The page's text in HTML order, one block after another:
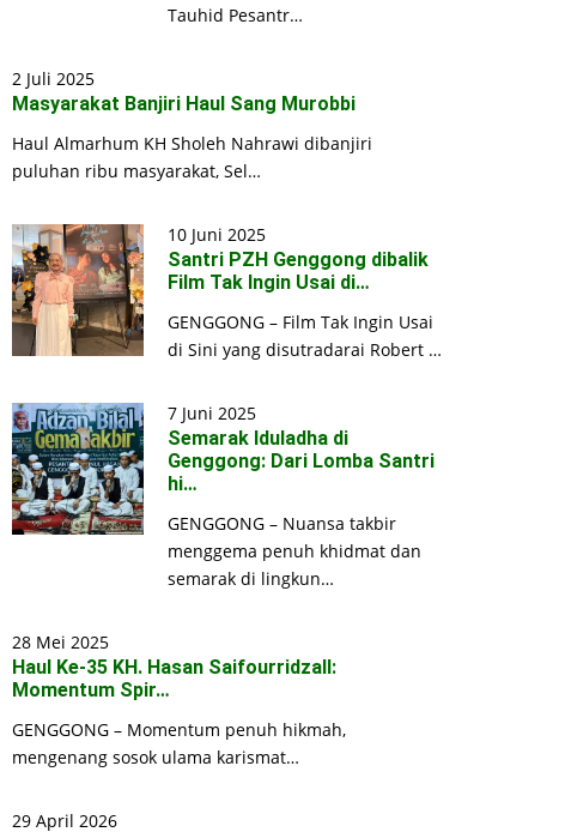
Tauhid Pesantr…
2 Juli 2025
Masyarakat Banjiri Haul Sang Murobbi
Haul Almarhum KH Sholeh Nahrawi dibanjiri
puluhan ribu masyarakat, Sel…
10 Juni 2025
Santri PZH Genggong dibalik
Film Tak Ingin Usai di…
GENGGONG – Film Tak Ingin Usai
di Sini yang disutradarai Robert …
7 Juni 2025
Semarak Iduladha di
Genggong: Dari Lomba Santri
hi…
GENGGONG – Nuansa takbir
menggema penuh khidmat dan
semarak di lingkun…
28 Mei 2025
Haul Ke-35 KH. Hasan Saifourridzall:
Momentum Spir…
GENGGONG – Momentum penuh hikmah,
mengenang sosok ulama karismat…
29 April 2026